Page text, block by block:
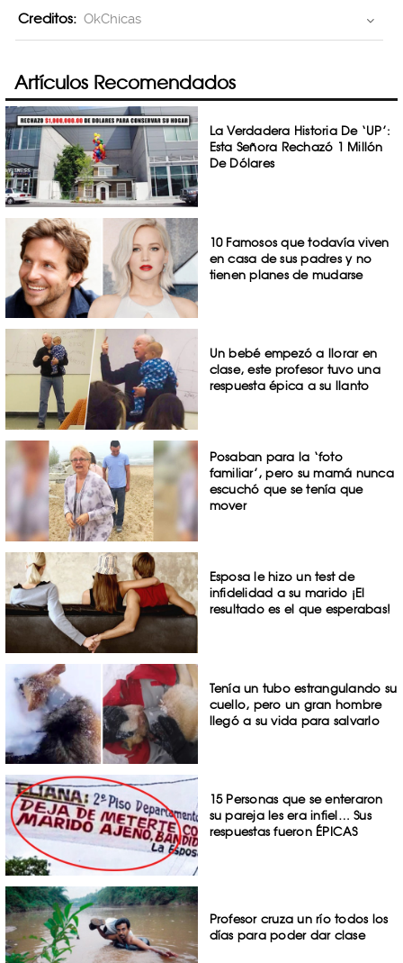
Creditos: OkChicas
Artículos Recomendados
La Verdadera Historia De ‘UP’:
Esta Señora Rechazó 1 Millón
De Dólares
10 Famosos que todavía viven
en casa de sus padres y no
tienen planes de mudarse
Un bebé empezó a llorar en
clase, este profesor tuvo una
respuesta épica a su llanto
Posaban para la ‘foto
familiar’, pero su mamá nunca
escuchó que se tenía que
mover
Esposa le hizo un test de
infidelidad a su marido ¡El
resultado es el que esperabas!
Tenía un tubo estrangulando su
cuello, pero un gran hombre
llegó a su vida para salvarlo
15 Personas que se enteraron
su pareja les era infiel… Sus
respuestas fueron ÉPICAS
Profesor cruza un río todos los
días para poder dar clase